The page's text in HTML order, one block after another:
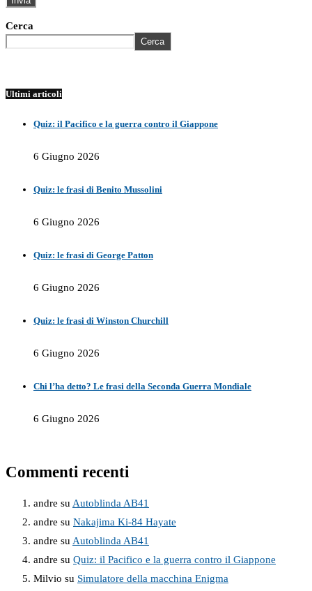
Cerca
Cerca
Ultimi articoli
Quiz: il Pacifico e la guerra contro il Giappone
6 Giugno 2026
Quiz: le frasi di Benito Mussolini
6 Giugno 2026
Quiz: le frasi di George Patton
6 Giugno 2026
Quiz: le frasi di Winston Churchill
6 Giugno 2026
Chi l’ha detto? Le frasi della Seconda Guerra Mondiale
6 Giugno 2026
Commenti recenti
andre su Autoblinda AB41
andre su Nakajima Ki-84 Hayate
andre su Autoblinda AB41
andre su Quiz: il Pacifico e la guerra contro il Giappone
Milvio su Simulatore della macchina Enigma